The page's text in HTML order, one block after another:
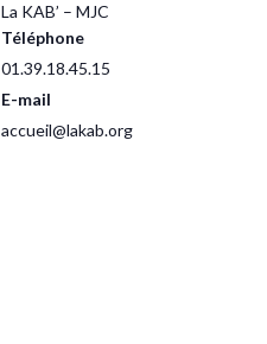
La KAB’ – MJC
Téléphone
01.39.18.45.15
E-mail
accueil@lakab.org